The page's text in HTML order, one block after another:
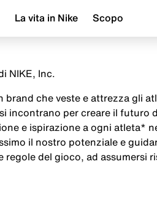
La vita in Nike Scopo
NIKE, Inc.
brand che veste e attrezza gli
incontrano per creare il futuro
e ispirazione a ogni atleta*
il nostro potenziale e
regole del gioco, ad assumersi